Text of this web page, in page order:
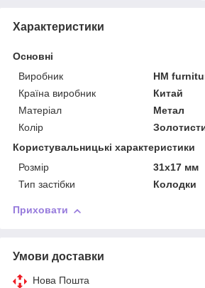
Характеристики
Основні
Виробник
HM
Країна виробник
Китай
Матеріал
Метал
Колір
Користувальницькі характеристики
Розмір
31х17 мм
Тип застібки
Колодки
Приховати
Умови доставки
Нова Пошта